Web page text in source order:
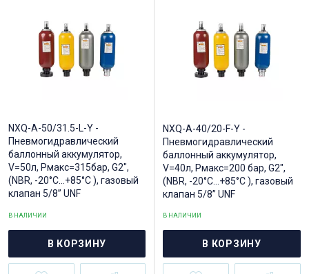
NXQ-A-50/31.5-L-Y -
Пневмогидравлический
баллонный аккумулятор,
V=50л, Рмакс=315бар, G2",
(NBR, -20°C...+85°C ), газовый
клапан 5/8” UNF
В НАЛИЧИИ
В КОРЗИНУ
NXQ-A-40/20-F-Y -
Пневмогидравлический
баллонный аккумулятор,
V=40л, Рмакс=200 бар, G2",
(NBR, -20°C...+85°C ), газовый
клапан 5/8” UNF
В НАЛИЧИИ
В КОРЗИНУ